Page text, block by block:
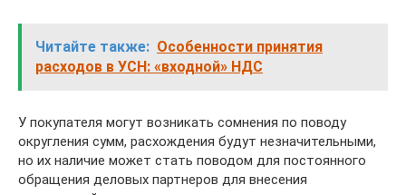
Читайте также: Особенности принятия
расходов в УСН: «входной» НДС
У покупателя могут возникать сомнения по поводу
округления сумм, расхождения будут незначительными,
но их наличие может стать поводом для постоянного
обращения деловых партнеров для внесения